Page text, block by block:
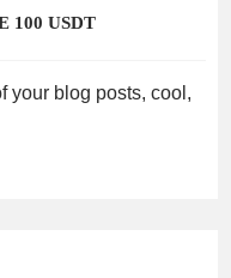
100 USDT
your blog posts, cool,